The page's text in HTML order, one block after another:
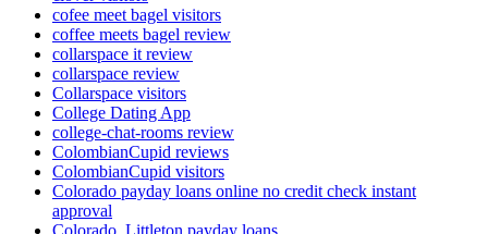
cofee meet bagel visitors
coffee meets bagel review
collarspace it review
collarspace review
Collarspace visitors
College Dating App
college-chat-rooms review
ColombianCupid reviews
ColombianCupid visitors
Colorado payday loans online no credit check instant
approval
Colorado_Littleton payday loans